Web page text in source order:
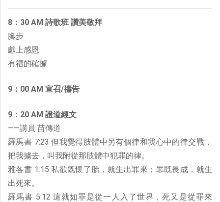
8：30 AM 詩歌班 讚美敬拜
腳步
獻上感恩
有福的確據
9：00 AM 宣召/禱告
9：20 AM 證道經文
——講員 苗傳道
羅馬書 7:23 但我覺得肢體中另有個律和我心中的律交戰，
把我擄去，叫我附從那肢體中犯罪的律。
雅各書 1:15 私欲既懷了胎，就生出罪來；罪既長成，就生
出死來。
羅馬書 5:12 這就如罪是從一人入了世界，死又是從罪來